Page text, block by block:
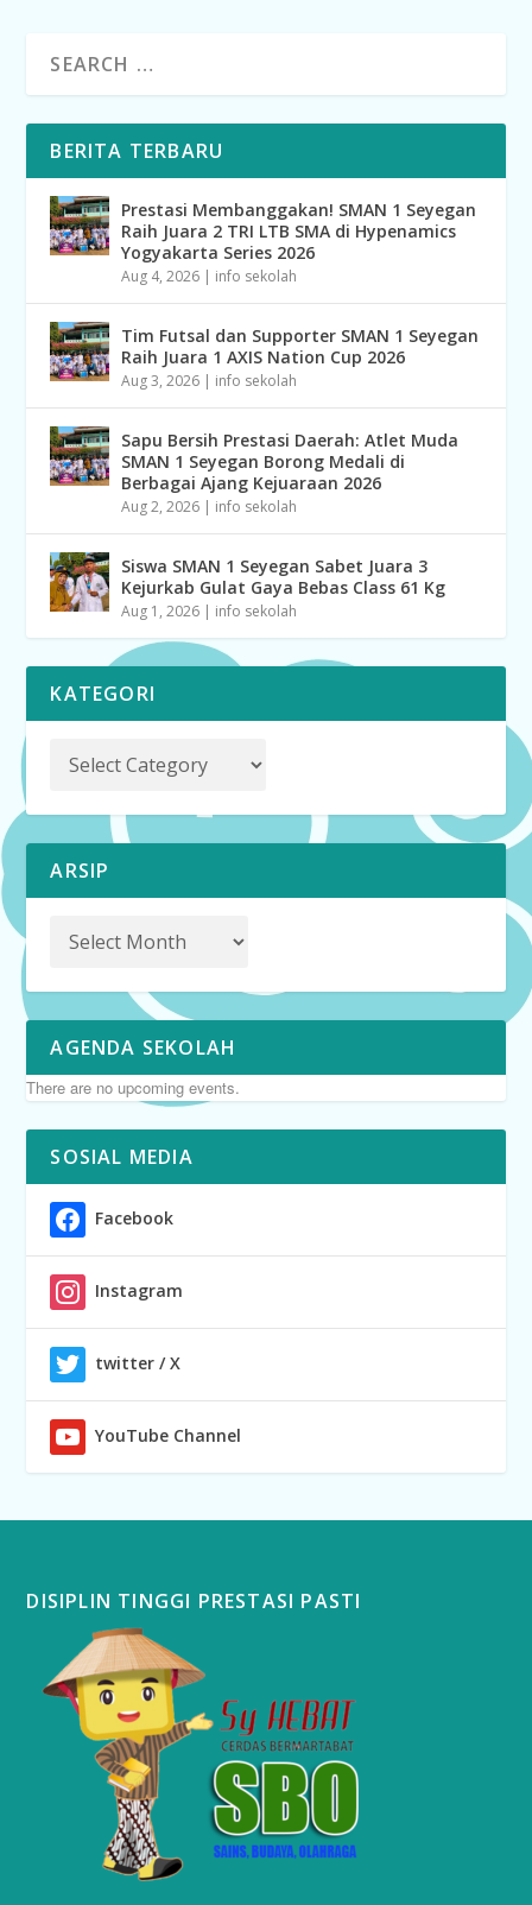
BERITA TERBARU
Prestasi Membanggakan! SMAN 1 Seyegan
Raih Juara 2 TRI LTB SMA di Hypenamics
Yogyakarta Series 2026
Aug 4, 2026 | info sekolah
Tim Futsal dan Supporter SMAN 1 Seyegan
Raih Juara 1 AXIS Nation Cup 2026
Aug 3, 2026 | info sekolah
Sapu Bersih Prestasi Daerah: Atlet Muda
SMAN 1 Seyegan Borong Medali di
Berbagai Ajang Kejuaraan 2026
Aug 2, 2026 | info sekolah
Siswa SMAN 1 Seyegan Sabet Juara 3
Kejurkab Gulat Gaya Bebas Class 61 Kg
Aug 1, 2026 | info sekolah
KATEGORI
ARSIP
AGENDA SEKOLAH
There are no upcoming events.
SOSIAL MEDIA
Facebook
Instagram
twitter / X
YouTube Channel
DISIPLIN TINGGI PRESTASI PASTI